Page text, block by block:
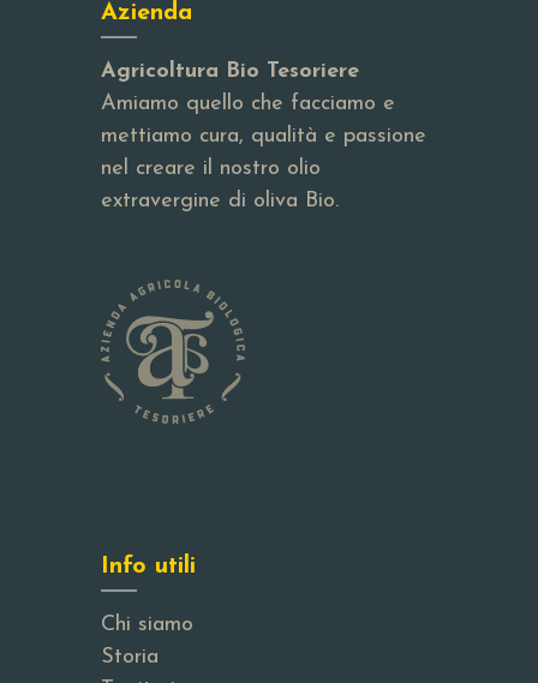
Azienda
Agricoltura Bio Tesoriere
Amiamo quello che facciamo e
mettiamo cura, qualità e passione
nel creare il nostro olio
extravergine di oliva Bio.
Info utili
Chi siamo
Storia